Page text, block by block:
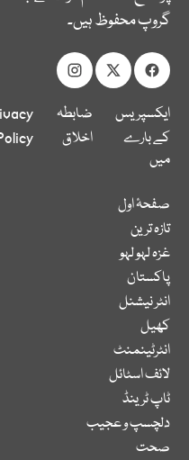
گروپ محفوظ ہیں۔
ایکسپریس
کے بارے
میں
ضابطہ
اخلاق
صفحۂ اول
تازہ ترین
غزہ لہو لہو
پاکستان
انٹر نیشنل
کھیل
انٹرٹینمنٹ
لائف اسٹائل
ٹاپ ٹرینڈ
دلچسپ و عجیب
صحت